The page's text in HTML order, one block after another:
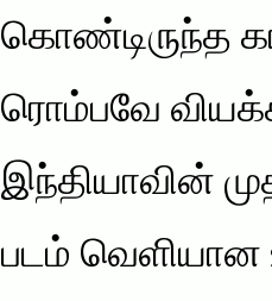
கொண்டிருந்த
ரொம்பவே
இந்தியாவின்
படம்